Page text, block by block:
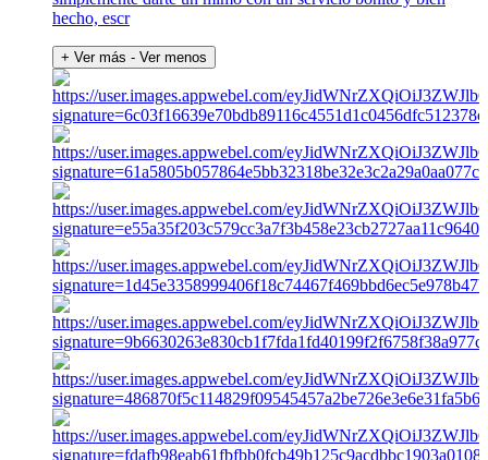
hecho, escr
+ Ver más - Ver menos